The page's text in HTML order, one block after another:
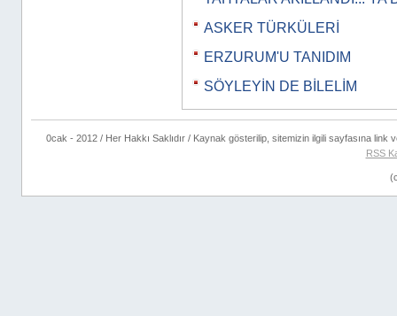
ASKER TÜRKÜLERİ
ERZURUM'U TANIDIM
SÖYLEYİN DE BİLELİM
0cak - 2012 / Her Hakkı Saklıdır / Kaynak gösterilip, sitemizin ilgili sayfasına link
RSS